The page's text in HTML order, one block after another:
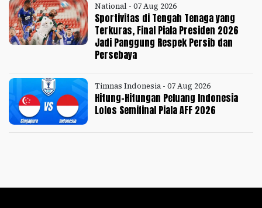
National - 07 Aug 2026
Sportivitas di Tengah Tenaga yang
Terkuras, Final Piala Presiden 2026
Jadi Panggung Respek Persib dan
Persebaya
Timnas Indonesia - 07 Aug 2026
Hitung-Hitungan Peluang Indonesia
Lolos Semifinal Piala AFF 2026